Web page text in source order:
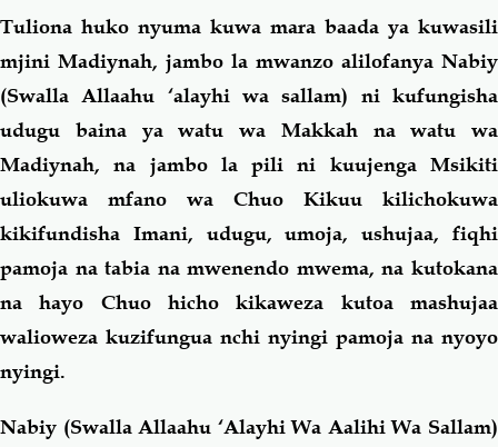
Tuliona huko nyuma kuwa mara baada ya kuwasili
mjini Madiynah, jambo la mwanzo alilofanya Nabiy
(Swalla Allaahu ‘alayhi wa sallam) ni kufungisha
udugu baina ya watu wa Makkah na watu wa
Madiynah, na jambo la pili ni kuujenga Msikiti
uliokuwa mfano wa Chuo Kikuu kilichokuwa
kikifundisha Imani, udugu, umoja, ushujaa, fiqhi
pamoja na tabia na mwenendo mwema, na kutokana
na hayo Chuo hicho kikaweza kutoa mashujaa
walioweza kuzifungua nchi nyingi pamoja na nyoyo
nyingi.
Nabiy (Swalla Allaahu ‘Alayhi Wa Aalihi Wa Sallam)